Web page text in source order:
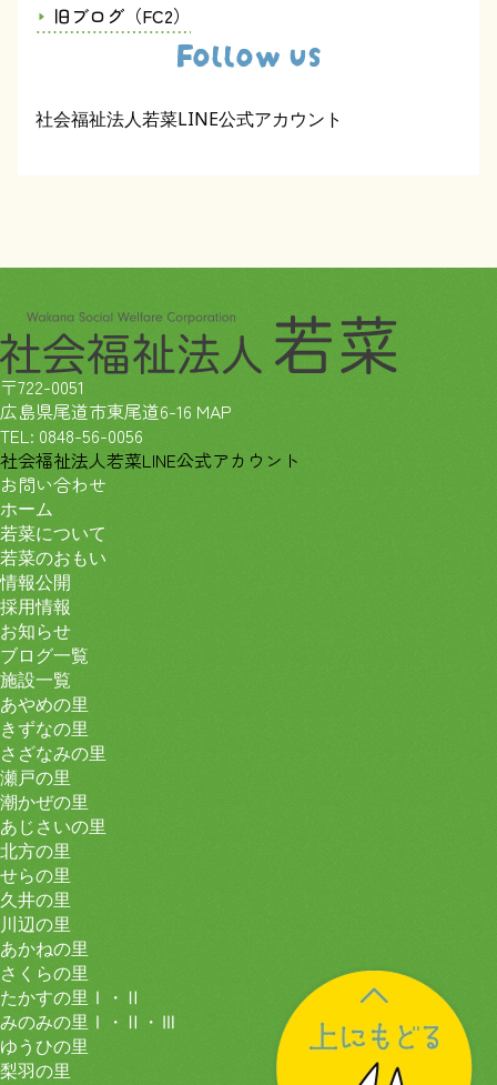
旧ブログ（FC2）
Follow us
社会福祉法人若菜LINE公式アカウント
〒722-0051
広島県尾道市東尾道6-16 MAP
TEL: 0848-56-0056
社会福祉法人若菜LINE公式アカウント
お問い合わせ
ホーム
若菜について
若菜のおもい
情報公開
採用情報
お知らせ
ブログ一覧
施設一覧
あやめの里
きずなの里
さざなみの里
瀬戸の里
潮かぜの里
あじさいの里
北方の里
せらの里
久井の里
川辺の里
あかねの里
さくらの里
たかすの里Ⅰ・Ⅱ
みのみの里Ⅰ・Ⅱ・Ⅲ
ゆうひの里
梨羽の里